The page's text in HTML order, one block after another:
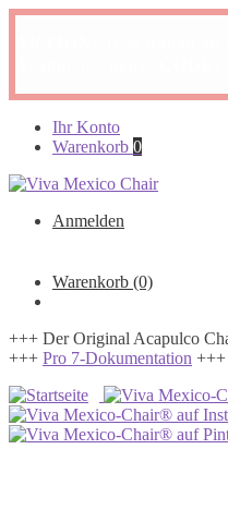
Navigation
Zum
Inhalt
Ihr Konto
Warenkorb 0
Anmelden
Warenkorb (0)
+++ Der Original Acapulco
+++ Pro 7-Dokumentation +++